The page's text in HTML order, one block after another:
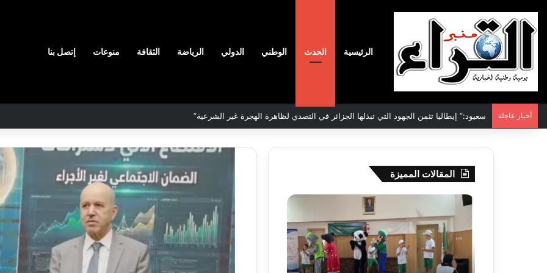
الرئيسية الحدث الوطني الدولي الرياضة الثقافة منوعات إتصل بنا
أخبار عاجلة الاتفاقية الأممية بشأن تغير المناخ :الجزائر تودع مساهمتها الوطنية المحددة لسنة 2026
المقالات المميزة
جيجل:
انطلاق
المخيم
لفائدة
نادي
وفاق
سطيف
يضم
المدافع
شمس